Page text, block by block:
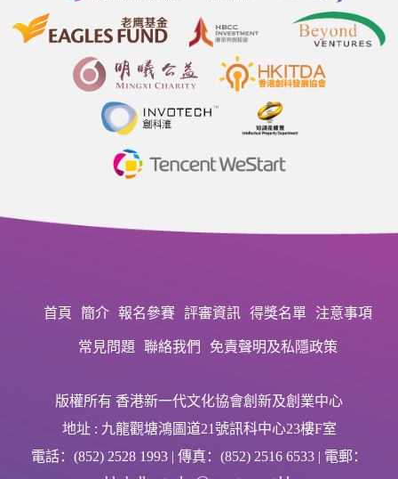
首頁 簡介 報名參賽 評審資訊 得獎名單 注意事項
常見問題 聯絡我們 免責聲明及私隱政策
版權所有 香港新一代文化協會創新及創業中心
地址 : 九龍觀塘鴻圖道21號訊科中心23樓F室
電話：(852) 2528 1993 | 傳真：(852) 2516 6533 | 電郵：